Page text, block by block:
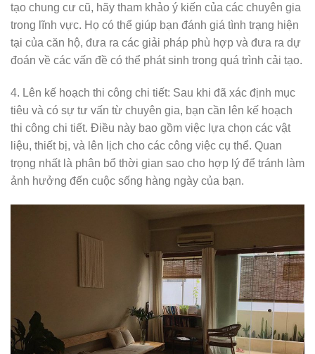
tạo chung cư cũ, hãy tham khảo ý kiến của các chuyên gia
trong lĩnh vực. Họ có thể giúp bạn đánh giá tình trạng hiện
tại của căn hộ, đưa ra các giải pháp phù hợp và đưa ra dự
đoán về các vấn đề có thể phát sinh trong quá trình cải tạo.
4. Lên kế hoạch thi công chi tiết: Sau khi đã xác định mục
tiêu và có sự tư vấn từ chuyên gia, bạn cần lên kế hoạch
thi công chi tiết. Điều này bao gồm việc lựa chọn các vật
liệu, thiết bị, và lên lịch cho các công việc cụ thể. Quan
trọng nhất là phân bổ thời gian sao cho hợp lý để tránh làm
ảnh hưởng đến cuộc sống hàng ngày của bạn.